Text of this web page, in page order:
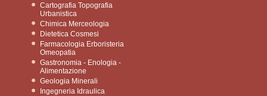
Cartografia Topografia
Urbanistica
Chimica Merceologia
Dietetica Cosmesi
Farmacologia Erboristeria
Omeopatia
Gastronomia - Enologia -
Alimentazione
Geologia Minerali
Ingegneria Idraulica